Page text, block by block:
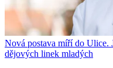
Nová postava míří do Ulice.
dějových linek mladých